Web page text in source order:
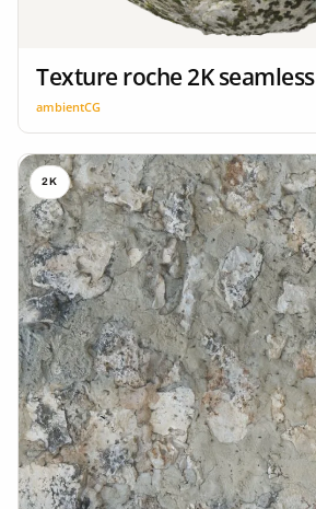
Texture roche 2K seamless
ambientCG
2K